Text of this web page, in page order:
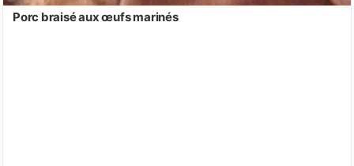
Porc braisé aux œufs marinés